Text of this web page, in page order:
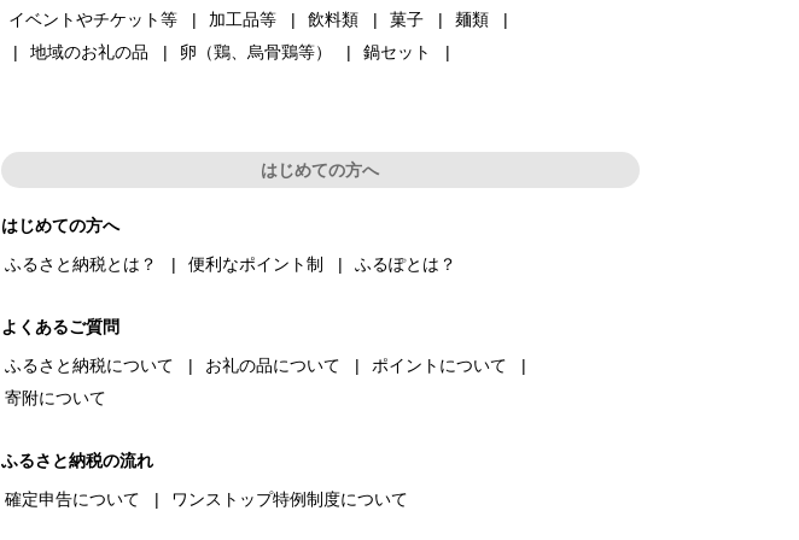
イベントやチケット等 加工品等 飲料類 菓子
麺類
地域のお礼の品 卵（鶏、烏骨鶏等）
鍋セット
はじめての方へ
はじめての方へ
ふるさと納税とは？
便利なポイント制 ふるぽとは？
よくあるご質問
ふるさと納税について
お礼の品について
ポイントについて
寄附について
ふるさと納税の流れ
確定申告について
ワンストップ特例制度について